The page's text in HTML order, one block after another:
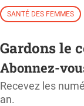
SANTÉ DES FEMMES
Gardons le
Abonnez-
Recevez les
an.